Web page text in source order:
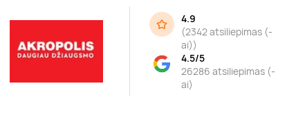
4.9
(2342 atsiliepimas (-
ai))
4.5/5
26286 atsiliepimas (-
ai)